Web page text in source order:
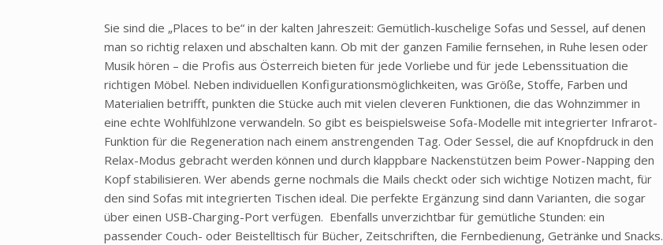
Sie sind die „Places to be“ in der kalten Jahreszeit: Gemütlich-kuschelige Sofas und Sessel, auf denen
man so richtig relaxen und abschalten kann. Ob mit der ganzen Familie fernsehen, in Ruhe lesen oder
Musik hören – die Profis aus Österreich bieten für jede Vorliebe und für jede Lebenssituation die
richtigen Möbel. Neben individuellen Konfigurationsmöglichkeiten, was Größe, Stoffe, Farben und
Materialien betrifft, punkten die Stücke auch mit vielen cleveren Funktionen, die das Wohnzimmer in
eine echte Wohlfühlzone verwandeln. So gibt es beispielsweise Sofa-Modelle mit integrierter Infrarot-
Funktion für die Regeneration nach einem anstrengenden Tag. Oder Sessel, die auf Knopfdruck in den
Relax-Modus gebracht werden können und durch klappbare Nackenstützen beim Power-Napping den
Kopf stabilisieren. Wer abends gerne nochmals die Mails checkt oder sich wichtige Notizen macht, für
den sind Sofas mit integrierten Tischen ideal. Die perfekte Ergänzung sind dann Varianten, die sogar
über einen USB-Charging-Port verfügen. Ebenfalls unverzichtbar für gemütliche Stunden: ein
passender Couch- oder Beistelltisch für Bücher, Zeitschriften, die Fernbedienung, Getränke und Snacks.